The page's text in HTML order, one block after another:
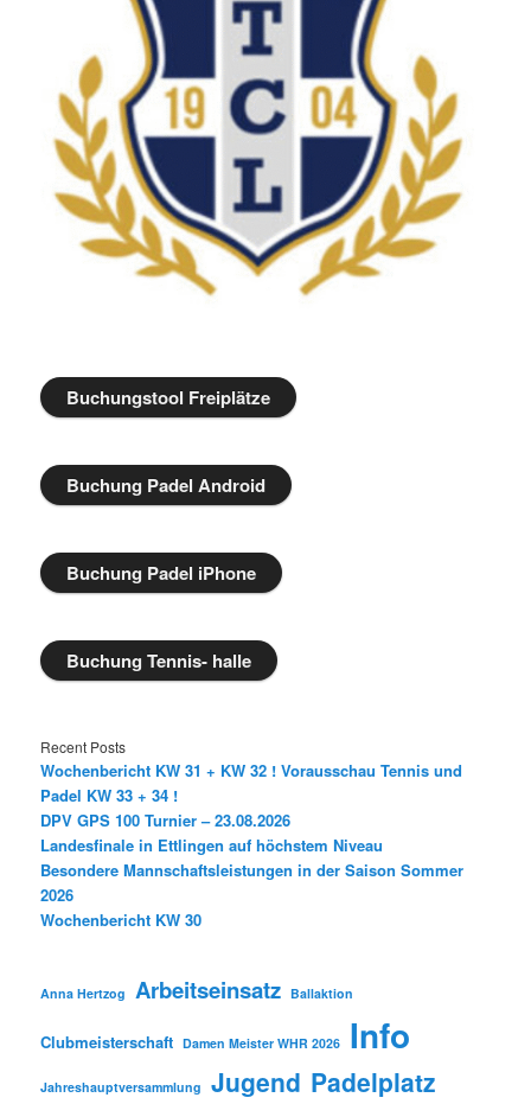
Buchungstool Freiplätze
Buchung Padel Android
Buchung Padel iPhone
Buchung Tennis- halle
Recent Posts
Wochenbericht KW 31 + KW 32 ! Vorausschau Tennis und
Padel KW 33 + 34 !
DPV GPS 100 Turnier – 23.08.2026
Landesfinale in Ettlingen auf höchstem Niveau
Besondere Mannschaftsleistungen in der Saison Sommer
2026
Wochenbericht KW 30
Anna Hertzog Arbeitseinsatz Ballaktion
Clubmeisterschaft Damen Meister WHR 2026 Info
Jahreshauptversammlung Jugend Padelplatz